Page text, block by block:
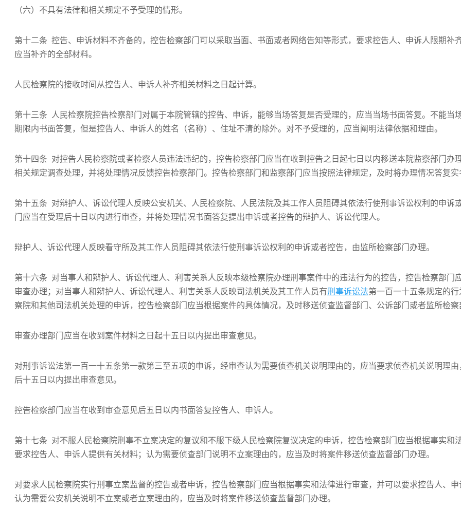
（六）不具有法律和相关规定不予受理的情形。
第十二条 控告、申诉材料不齐备的，控告检察部门可以采取当面、书面或者网络告知等形式，要求控告人、申诉人限期补
应当补齐的全部材料。
人民检察院的接收时间从控告人、申诉人补齐相关材料之日起计算。
第十三条 人民检察院控告检察部门对属于本院管辖的控告、申诉，能够当场答复是否受理的，应当当场书面答复。不能当
期限内书面答复，但是控告人、申诉人的姓名（名称）、住址不清的除外。对不予受理的，应当阐明法律依据和理由。
第十四条 对控告人民检察院或者检察人员违法违纪的，控告检察部门应当在收到控告之日起七日以内移送本院监察部门办
相关规定调查处理，并将处理情况反馈控告检察部门。控告检察部门和监察部门应当按照法律规定，及时将办理情况答复实
第十五条 对辩护人、诉讼代理人反映公安机关、人民检察院、人民法院及其工作人员阻碍其依法行使刑事诉讼权利的申诉
门应当在受理后十日以内进行审查，并将处理情况书面答复提出申诉或者控告的辩护人、诉讼代理人。
辩护人、诉讼代理人反映看守所及其工作人员阻碍其依法行使刑事诉讼权利的申诉或者控告，由监所检察部门办理。
第十六条 对当事人和辩护人、诉讼代理人、利害关系人反映本级检察院办理刑事案件中的违法行为的控告，控告检察部门
审查办理；对当事人和辩护人、诉讼代理人、利害关系人反映司法机关及其工作人员有刑事诉讼法第一百一十五条规定的
察院和其他司法机关处理的申诉，控告检察部门应当根据案件的具体情况，及时移送侦查监督部门、公诉部门或者监所检察
审查办理部门应当在收到案件材料之日起十五日以内提出审查意见。
对刑事诉讼法第一百一十五条第一款第三至五项的申诉，经审查认为需要侦查机关说明理由的，应当要求侦查机关说明理
后十五日以内提出审查意见。
控告检察部门应当在收到审查意见后五日以内书面答复控告人、申诉人。
第十七条 对不服人民检察院刑事不立案决定的复议和不服下级人民检察院复议决定的申诉，控告检察部门应当根据事实和
要求控告人、申诉人提供有关材料；认为需要侦查部门说明不立案理由的，应当及时将案件移送侦查监督部门办理。
对要求人民检察院实行刑事立案监督的控告或者申诉，控告检察部门应当根据事实和法律进行审查，并可以要求控告人、申
认为需要公安机关说明不立案或者立案理由的，应当及时将案件移送侦查监督部门办理。